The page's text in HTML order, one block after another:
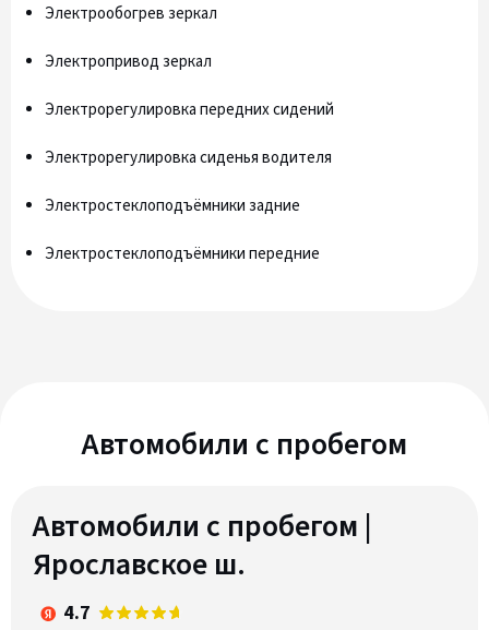
Электрообогрев зеркал
Электропривод зеркал
Электрорегулировка передних сидений
Электрорегулировка сиденья водителя
Электростеклоподъёмники задние
Электростеклоподъёмники передние
Автомобили c пробегом
Автомобили с пробегом |
Ярославское ш.
4.7